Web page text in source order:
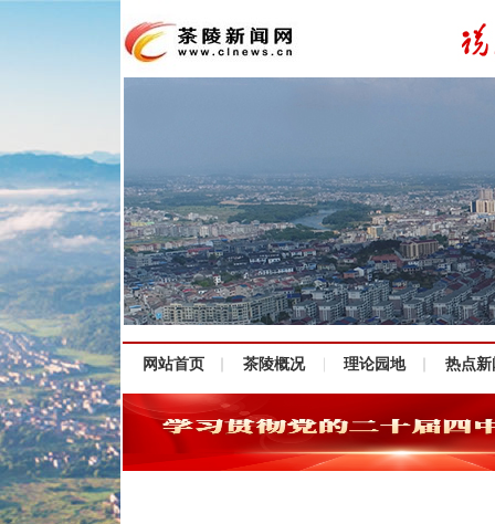
网站首页 茶陵概况 理论园地 热点新